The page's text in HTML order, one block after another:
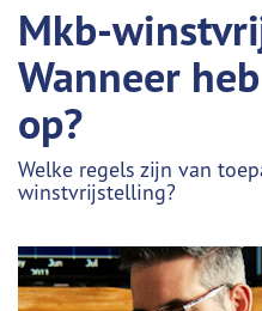
Mkb-
Wanneer
op?
Welke regels zijn van
winstvrijstelling?